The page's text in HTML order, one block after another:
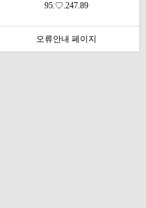
95.♡.247.89
오류안내 페이지